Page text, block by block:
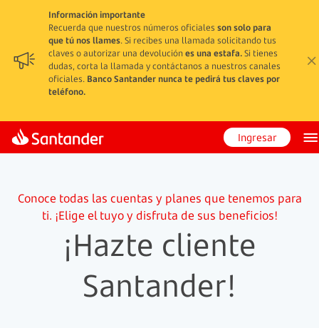
Información importante
Recuerda que nuestros números oficiales son solo para
que tú nos llames. Si recibes una llamada solicitando tus
claves o autorizar una devoluciónes una estafa.Si tienes
dudas, corta la llamada y contáctanos a nuestros canales
oficiales. Banco Santander nunca te pedirá tus claves por
teléfono.
Ingresar
Conoce todas las cuentas y planes que tenemos para
ti. ¡Elige el tuyo y disfruta de sus beneficios!
¡Hazte cliente
Santander!